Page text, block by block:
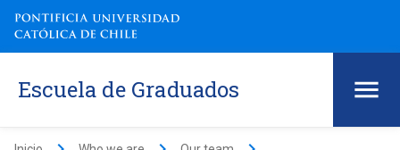
Escuela de Graduados